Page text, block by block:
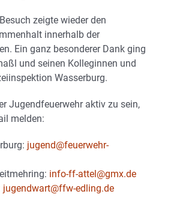
zeigte wieder den
innerhalb der
Ein ganz besonderer Dank ging
und seinen Kolleginnen und
Wasserburg.
Jugendfeuerwehr aktiv zu sein,
melden:
jugend@feuerwehr-
info-ff-attel@gmx.de
jugendwart@ffw-edling.de